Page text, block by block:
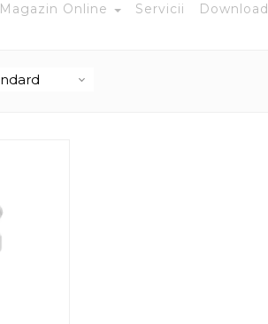
Magazin Online Servicii Download